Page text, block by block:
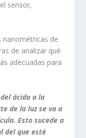
sensor,
nanométricas de
de analizar qué
adecuadas para
ácido a la
de la luz se va a
Esto sucede a
del que esté